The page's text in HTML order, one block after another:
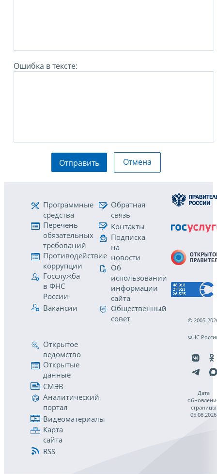
Ошибка в тексте:
Отправить Отмена
Программные
средства
Перечень
обязательных
требований
Противодействие
коррупции
Госслужба
в ФНС
России
Вакансии
Обратная
связь
Контакты
Подписка
на
новости
Об
использовании
информации
сайта
Общественный
совет
Открытое
ведомство
Открытые
данные
СМЭВ
Аналитический
портал
Видеоматериалы
Карта
сайта
RSS
© 2005-
ФНС
Дата
страницы
05.08.2026